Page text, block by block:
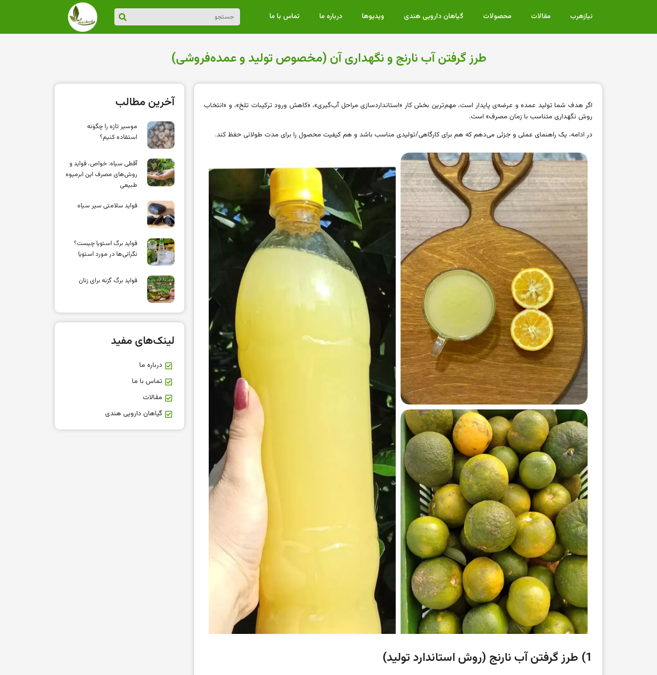
نیازهرب مقالات محصولات گیاهان دارویی هندی ویدیوها درباره ما تماس با ما
طرز گرفتن آب نارنج و نگهداری آن (مخصوص تولید و عمده‌فروشی)
اگر هدف شما تولید عمده و عرضه‌ی پایدار است، مهم‌ترین بخش کار «استاندارد‌سازی مراحل آب‌گیری»، «کاهش ورود ترکیبات تلخ»، و «انتخاب
روش نگهداری متناسب با زمان مصرف» است.
در ادامه، یک راهنمای عملی و جزئی می‌دهم که هم برای کارگاهی/تولیدی مناسب باشد و هم کیفیت محصول را برای مدت طولانی حفظ کند.
1) طرز گرفتن آب نارنج (روش استاندارد تولید)
آخرین مطالب
موسیر تازه را چگونه
استفاده کنیم؟
آقطی سیاه: خواص، فواید و
روش‌های مصرف این ابرمیوه
طبیعی
فواید سلامتی سیر سیاه
فواید برگ استویا چیست؟
نگرانی‌ها در مورد استویا
فواید برگ گزنه برای زنان
لینک‌های مفید
درباره ما
تماس با ما
مقالات
گیاهان دارویی هندی